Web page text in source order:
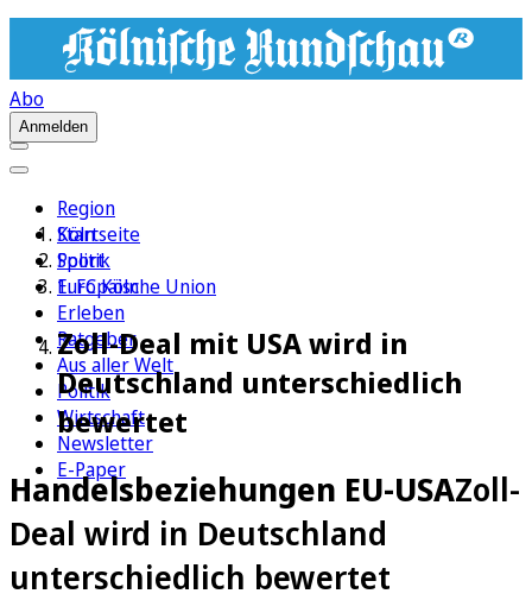
Abo
Anmelden
Region
Köln
Sport
1. FC Köln
Erleben
Ratgeber
Aus aller Welt
Politik
Wirtschaft
Newsletter
E-Paper
Startseite
Politik
Europäische Union
Zoll-Deal mit USA wird in
Deutschland unterschiedlich
bewertet
Handelsbeziehungen EU-USAZoll-
Deal wird in Deutschland
unterschiedlich bewertet